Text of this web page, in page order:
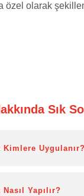
özel olarak
Sık
Uygulanır?
Yapılır?